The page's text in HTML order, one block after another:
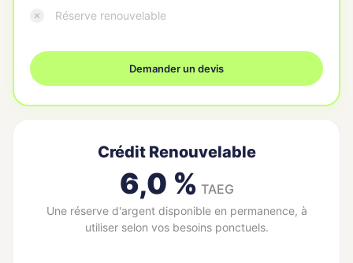
Réserve renouvelable
Demander un devis
Crédit Renouvelable
6,0 % TAEG
Une réserve d'argent disponible en permanence, à
utiliser selon vos besoins ponctuels.